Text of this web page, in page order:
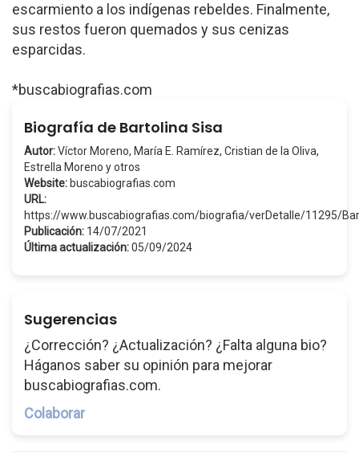
escarmiento a los indígenas rebeldes. Finalmente,
sus restos fueron quemados y sus cenizas
esparcidas.
*buscabiografias.com
Biografía de Bartolina Sisa
Autor:Víctor Moreno, María E. Ramírez, Cristian de la Oliva,
Estrella Moreno y otros
Website: buscabiografias.com
URL:
https://www.buscabiografias.com/biografia/verDetalle/11295/
Publicación: 14/07/2021
Última actualización:05/09/2024
Sugerencias
¿Corrección? ¿Actualización? ¿Falta alguna bio?
Háganos saber su opinión para mejorar
buscabiografias.com.
Colaborar